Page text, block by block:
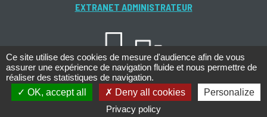
EXTRANET ADMINISTRATEUR
Ce site utilise des cookies de mesure d'audience afin de vous
assurer une expérience de navigation fluide et nous permettre de
réaliser des statistiques de navigation.
OK, accept all
Deny all cookies
Personalize
Privacy policy